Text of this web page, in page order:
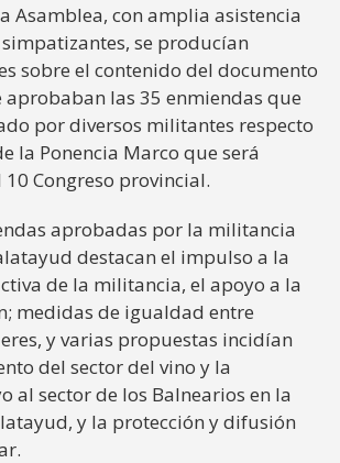
Asamblea, con amplia asistencia
se producían
sobre el contenido del documento
aprobaban las 35 enmiendas que
por diversos militantes respecto
la Ponencia Marco que será
Congreso provincial.
aprobadas por la militancia
destacan el impulso a la
de la militancia, el apoyo a la
medidas de igualdad entre
y varias propuestas incidían
del sector del vino y la
al sector de los Balnearios en la
y la protección y difusión